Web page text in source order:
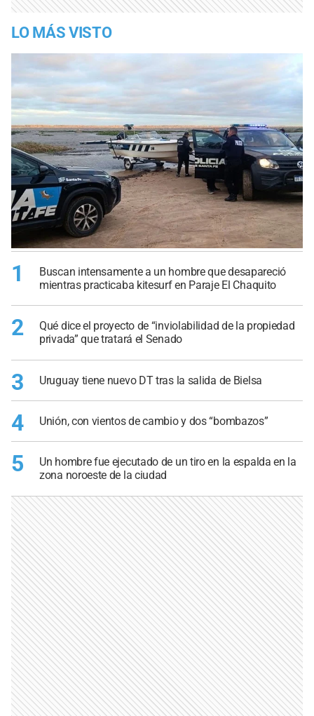
LO MÁS VISTO
1
Buscan intensamente a un hombre que desapareció
mientras practicaba kitesurf en Paraje El Chaquito
2
Qué dice el proyecto de “inviolabilidad de la propiedad
privada” que tratará el Senado
3 Uruguay tiene nuevo DT tras la salida de Bielsa
4 Unión, con vientos de cambio y dos “bombazos”
5
Un hombre fue ejecutado de un tiro en la espalda en la
zona noroeste de la ciudad